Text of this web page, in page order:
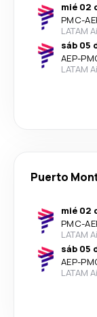
mié 02
PMC-
LATAM
sáb 05
AEP-
LATAM
Puerto
mié 02
PMC-
LATAM
sáb 05
AEP-
LATAM